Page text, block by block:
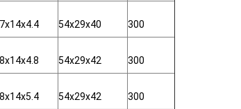
54x29x40 300
54x29x42 300
54x29x42 300